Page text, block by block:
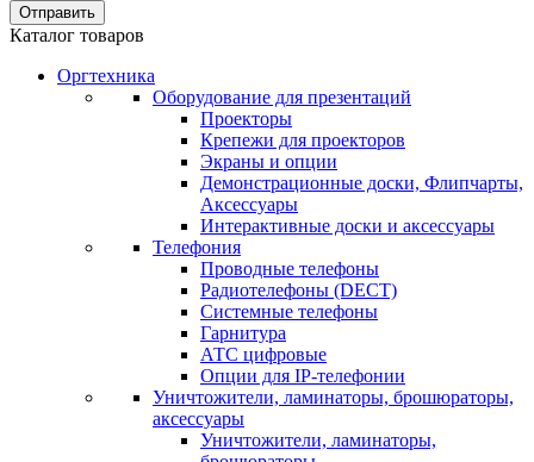
Отправить
Каталог товаров
Оргтехника
Оборудование для презентаций
Проекторы
Крепежи для проекторов
Экраны и опции
Демонстрационные доски, Флипчарты,
Аксессуары
Интерактивные доски и аксессуары
Телефония
Проводные телефоны
Радиотелефоны (DECT)
Системные телефоны
Гарнитура
АТС цифровые
Опции для IP-телефонии
Уничтожители, ламинаторы, брошюраторы,
аксессуары
Уничтожители, ламинаторы,